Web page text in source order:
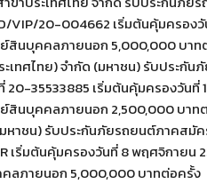
VIP/20-004662 เริ่มต้นคุ้มครองวั
สินบุคคลภายนอก 5,000,000 บาท
เทศไทย) จำกัด (มหาชน) รับประกัน
20-35533885 เริ่มต้นคุ้มครองวันที่
สินบุคคลภายนอก 2,500,000 บาท
าชน) รับประกันภัยรถยนต์ภาคสมัคร
เริ่มต้นคุ้มครองวันที่ 8 พฤศจิกาย
ลภายนอก 5,000,000 บาทต่อครั้ง